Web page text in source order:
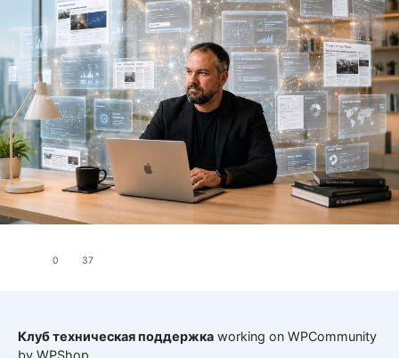
0 37
Клуб техническая поддержка working on WPCommunity
by WPShop